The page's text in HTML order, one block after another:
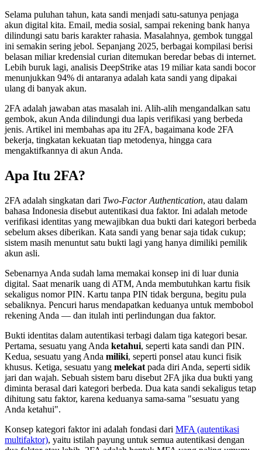
Selama puluhan tahun, kata sandi menjadi satu-satunya penjaga
akun digital kita. Email, media sosial, sampai rekening bank hanya
dilindungi satu baris karakter rahasia. Masalahnya, gembok tunggal
ini semakin sering jebol. Sepanjang 2025, berbagai kompilasi berisi
belasan miliar kredensial curian ditemukan beredar bebas di internet.
Lebih buruk lagi, analisis DeepStrike atas 19 miliar kata sandi bocor
menunjukkan 94% di antaranya adalah kata sandi yang dipakai
ulang di banyak akun.
2FA adalah jawaban atas masalah ini. Alih-alih mengandalkan satu
gembok, akun Anda dilindungi dua lapis verifikasi yang berbeda
jenis. Artikel ini membahas apa itu 2FA, bagaimana kode 2FA
bekerja, tingkatan kekuatan tiap metodenya, hingga cara
mengaktifkannya di akun Anda.
Apa Itu 2FA?
2FA adalah singkatan dari Two-Factor Authentication, atau dalam
bahasa Indonesia disebut autentikasi dua faktor. Ini adalah metode
verifikasi identitas yang mewajibkan dua bukti dari kategori berbeda
sebelum akses diberikan. Kata sandi yang benar saja tidak cukup;
sistem masih menuntut satu bukti lagi yang hanya dimiliki pemilik
akun asli.
Sebenarnya Anda sudah lama memakai konsep ini di luar dunia
digital. Saat menarik uang di ATM, Anda membutuhkan kartu fisik
sekaligus nomor PIN. Kartu tanpa PIN tidak berguna, begitu pula
sebaliknya. Pencuri harus mendapatkan keduanya untuk membobol
rekening Anda — dan itulah inti perlindungan dua faktor.
Bukti identitas dalam autentikasi terbagi dalam tiga kategori besar.
Pertama, sesuatu yang Anda ketahui, seperti kata sandi dan PIN.
Kedua, sesuatu yang Anda miliki, seperti ponsel atau kunci fisik
khusus. Ketiga, sesuatu yang melekat pada diri Anda, seperti sidik
jari dan wajah. Sebuah sistem baru disebut 2FA jika dua bukti yang
diminta berasal dari kategori berbeda. Dua kata sandi sekaligus tetap
dihitung satu faktor, karena keduanya sama-sama "sesuatu yang
Anda ketahui".
Konsep kategori faktor ini adalah fondasi dari MFA (autentikasi
multifaktor), yaitu istilah payung untuk semua autentikasi dengan